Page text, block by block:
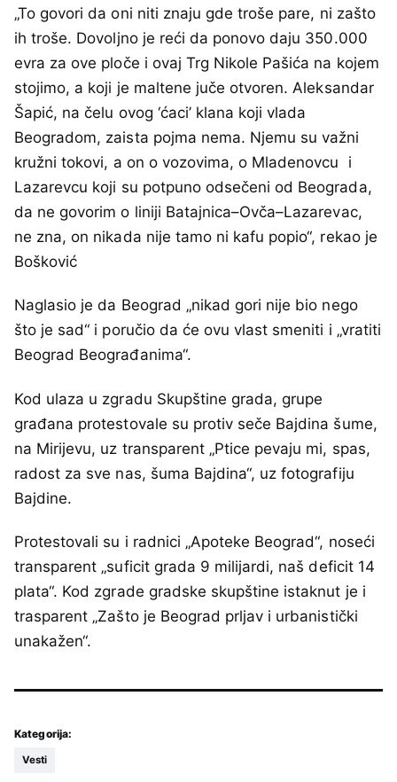
„To govori da oni niti znaju gde troše pare, ni zašto
ih troše. Dovoljno je reći da ponovo daju 350.000
evra za ove ploče i ovaj Trg Nikole Pašića na kojem
stojimo, a koji je maltene juče otvoren. Aleksandar
Šapić, na čelu ovog ‘ćaci’ klana koji vlada
Beogradom, zaista pojma nema. Njemu su važni
kružni tokovi, a on o vozovima, o Mladenovcu i
Lazarevcu koji su potpuno odsečeni od Beograda,
da ne govorim o liniji Batajnica–Ovča–Lazarevac,
ne zna, on nikada nije tamo ni kafu popio“, rekao je
Bošković
Naglasio je da Beograd „nikad gori nije bio nego
što je sad“ i poručio da će ovu vlast smeniti i „vratiti
Beograd Beograđanima“.
Kod ulaza u zgradu Skupštine grada, grupe
građana protestovale su protiv seče Bajdina šume,
na Mirijevu, uz transparent „Ptice pevaju mi, spas,
radost za sve nas, šuma Bajdina“, uz fotografiju
Bajdine.
Protestovali su i radnici „Apoteke Beograd“, noseći
transparent „suficit grada 9 milijardi, naš deficit 14
plata“. Kod zgrade gradske skupštine istaknut je i
trasparent „Zašto je Beograd prljav i urbanistički
unakažen“.
Kategorija:
Vesti